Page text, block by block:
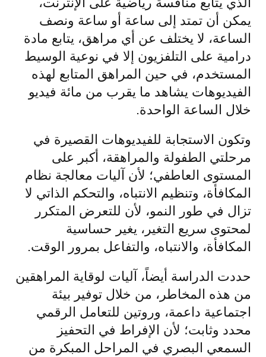
يمكن أن تمتد إلى ساعة أو ساعة ونصف
الساعة، لا يختلف عن أي مراهق، يتابع مادة
درامية على التلفزيون إلا في نوعية الوسيط
المستخدم، في حين المراهق المتابع لهذه
الفيديوهات يشاهد ما يقرب من مائة فيديو
خلال الساعة الواحدة.
وتكون الاستجابة للفيديوهات القصيرة في
مرحلتي الطفولة والمراهقة، أكبر على
المستوى العاطفي؛ لأن آليات معالجة نظام
المكافأة، وتنظيم الانتباه، والتحكم الذاتي لا
تزال في طور النمو، لأن للتعرض المتكرر
لمحتوى سريع التغير، يغير حساسية
المكافأة، والانتباه، والتفاعل بمرور الوقت.
حددت الدراسة أيضاً، آليات لوقاية المراهقين
من هذه المخاطر، من خلال توفير بيئة
اجتماعية داعمة، وروتين للتعامل الرقمي
محدد وثابت؛ لأن الإفراط في التحفيز
السمعي البصري في المراحل المبكرة من